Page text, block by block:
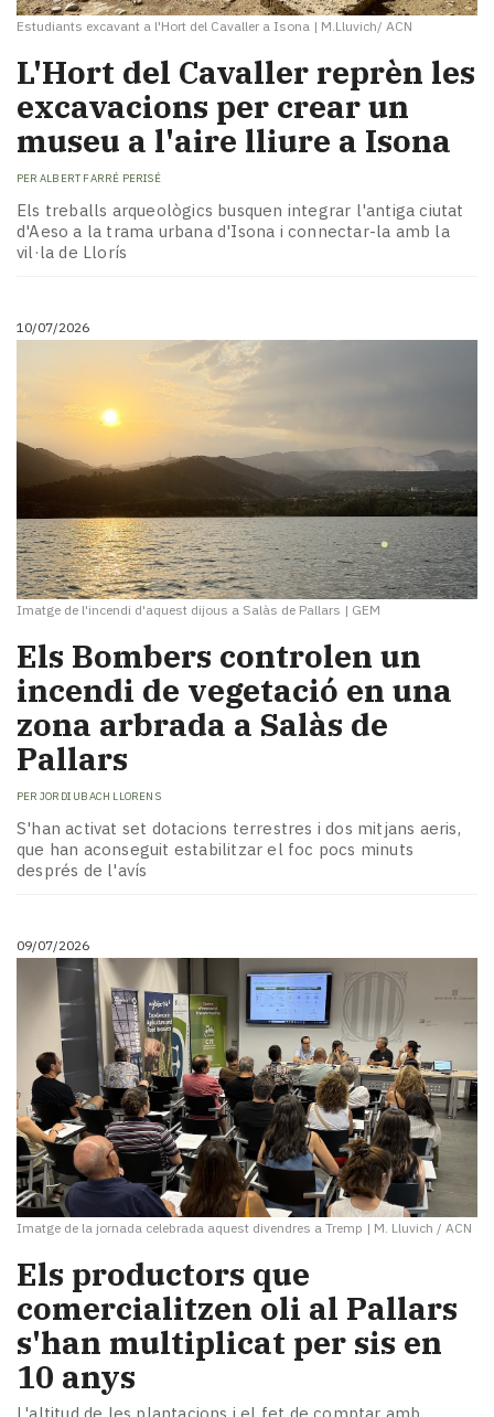
Estudiants excavant a l'Hort del Cavaller a Isona | M.Lluvich/ ACN
L'Hort del Cavaller reprèn les
excavacions per crear un
museu a l'aire lliure a Isona
PER ALBERT FARRÉ PERISÉ
Els treballs arqueològics busquen integrar l'antiga ciutat
d'Aeso a la trama urbana d'Isona i connectar-la amb la
vil·la de Llorís
10/07/2026
Imatge de l'incendi d'aquest dijous a Salàs de Pallars | GEM
Els Bombers controlen un
incendi de vegetació en una
zona arbrada a Salàs de
Pallars
PER JORDI UBACH LLORENS
S'han activat set dotacions terrestres i dos mitjans aeris,
que han aconseguit estabilitzar el foc pocs minuts
després de l'avís
09/07/2026
Imatge de la jornada celebrada aquest divendres a Tremp | M. Lluvich / ACN
Els productors que
comercialitzen oli al Pallars
s'han multiplicat per sis en
10 anys